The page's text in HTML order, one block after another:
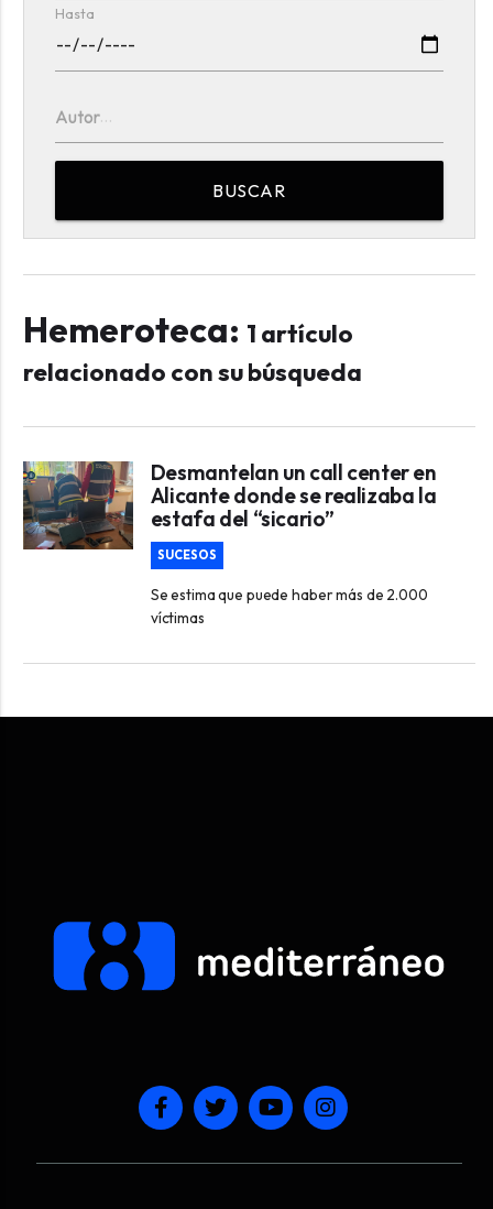
Hasta
Autor
BUSCAR
Hemeroteca: 1 artículo
relacionado con su búsqueda
Desmantelan un call center en
Alicante donde se realizaba la
estafa del “sicario”
SUCESOS
Se estima que puede haber más de 2.000
víctimas